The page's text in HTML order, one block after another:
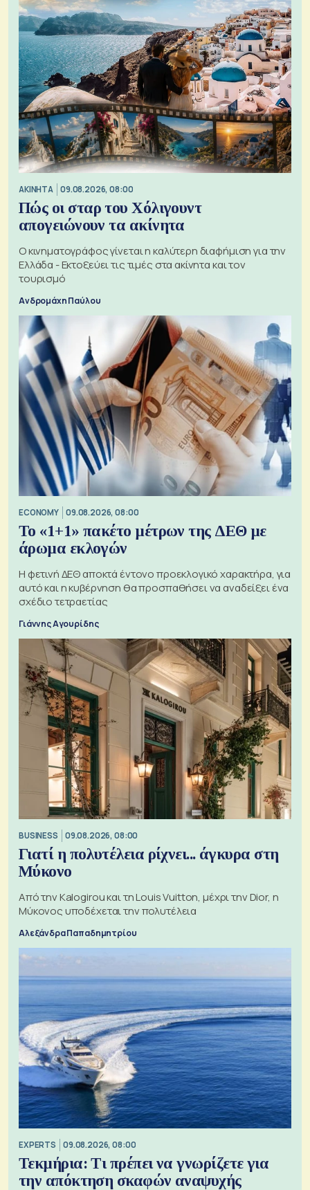
ΑΚΙΝΗΤΑ 09.08.2026, 08:00
Πώς οι σταρ του Χόλιγουντ
απογειώνουν τα ακίνητα
Ο κινηματογράφος γίνεται η καλύτερη διαφήμιση για την
Ελλάδα - Εκτοξεύει τις τιμές στα ακίνητα και τον
τουρισμό
Ανδρομάχη Παύλου
ECONOMY 09.08.2026, 08:00
Το «1+1» πακέτο μέτρων της ΔΕΘ με
άρωμα εκλογών
Η φετινή ΔΕΘ αποκτά έντονο προεκλογικό χαρακτήρα, για
αυτό και η κυβέρνηση θα προσπαθήσει να αναδείξει ένα
σχέδιο τετραετίας
Γιάννης Αγουρίδης
BUSINESS 09.08.2026, 08:00
Γιατί η πολυτέλεια ρίχνει... άγκυρα στη
Μύκονο
Από την Kalogirou και τη Louis Vuitton, μέχρι την Dior, η
Μύκονος υποδέχεται την πολυτέλεια
Αλεξάνδρα Παπαδημητρίου
EXPERTS 09.08.2026, 08:00
Τεκμήρια: Τι πρέπει να γνωρίζετε για
την απόκτηση σκαφών αναψυχής